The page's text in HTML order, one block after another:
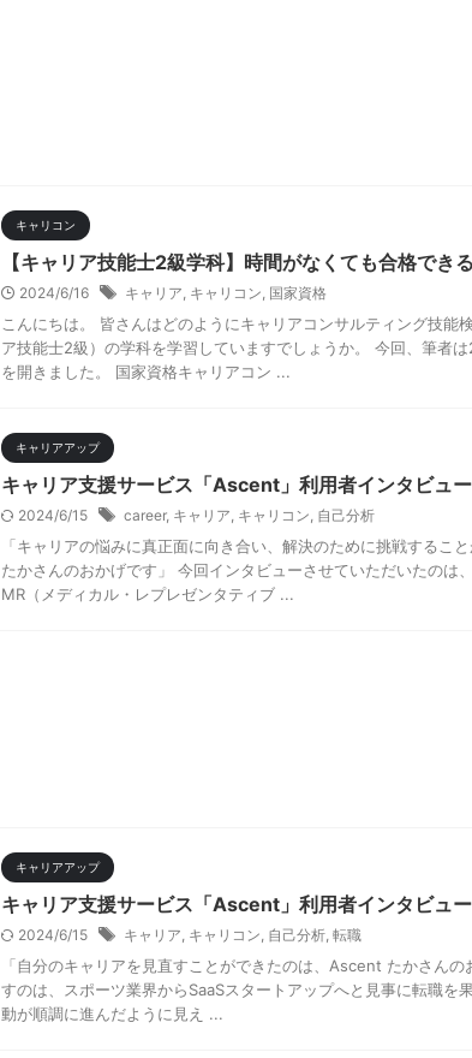
キャリコン
【キャリア技能士2級学科】時間がなくても合格でき
2024/6/16 キャリア, キャリコン, 国家資格
こんにちは。 皆さんはどのようにキャリアコンサルティング技能
ア技能士2級）の学科を学習していますでしょうか。 今回、筆者
を開きました。 国家資格キャリアコン ...
キャリアアップ
キャリア支援サービス「Ascent」利用者インタビュー
2024/6/15 career, キャリア, キャリコン, 自己分析
「キャリアの悩みに真正面に向き合い、解決のために挑戦するこ
たかさんのおかげです」 今回インタビューさせていただいたのは
MR（メディカル・レプレゼンタティブ ...
キャリアアップ
キャリア支援サービス「Ascent」利用者インタビュー
2024/6/15 キャリア, キャリコン, 自己分析, 転職
「自分のキャリアを見直すことができたのは、Ascent たかさん
すのは、スポーツ業界からSaaSスタートアップへと見事に転職を
動が順調に進んだように見え ...